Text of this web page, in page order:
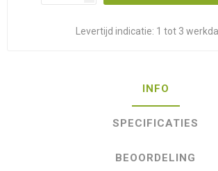
Levertijd indicatie: 1 tot 3
INFO
SPECIFICATIES
BEOORDELING